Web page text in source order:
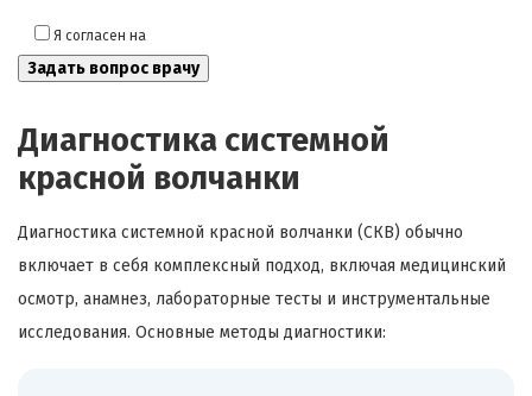
Я согласен на
Диагностика системной
красной волчанки
Диагностика системной красной волчанки (СКВ) обычно
включает в себя комплексный подход, включая медицинский
осмотр, анамнез, лабораторные тесты и инструментальные
исследования. Основные методы диагностики: